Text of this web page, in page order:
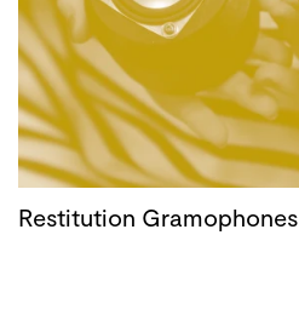
Restitution Gramophones